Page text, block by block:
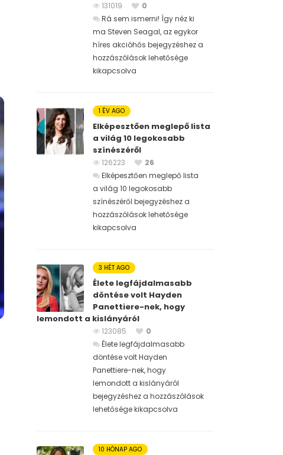
131019
0
Rá sem ismerni! Így néz ki
ma Steven Seagal, az egykor
híres akcióhős bejegyzéshez a
hozzászólások lehetősége
kikapcsolva
1 ÉV AGO
Elképesztően meglepő lista
a világ 10 legokosabb
színészéről
126223
26
Elképesztően meglepő lista
a világ 10 legokosabb
színészéről bejegyzéshez a
hozzászólások lehetősége
kikapcsolva
3 HÉT AGO
Élete legfájdalmasabb
döntése volt Hayden
Panettiere-nek, hogy
lemondott a kislányáról
123085
0
Élete legfájdalmasabb
döntése volt Hayden
Panettiere-nek, hogy
lemondott a kislányáról
bejegyzéshez a hozzászólások
lehetősége kikapcsolva
10 HÓNAP AGO